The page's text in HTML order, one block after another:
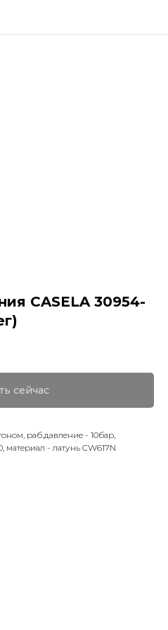
CASELA 30954-
сейчас
раб.давление - 10бар,
материал - латунь CW617N